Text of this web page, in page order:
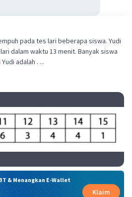
pada tes lari beberapa siswa. Yudi
dalam waktu 13 menit. Banyak siswa
adalah . ...
& Menangkan E-Wallet
Klaim